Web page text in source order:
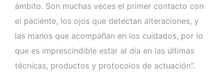
ámbito. Son muchas veces el primer contacto con
el paciente, los ojos que detectan alteraciones, y
las manos que acompañan en los cuidados, por lo
que es imprescindible estar al día en las últimas
técnicas, productos y protocolos de actuación”.